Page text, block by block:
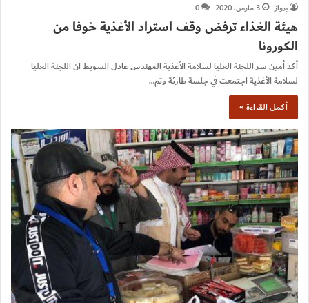
برواز
3 مارس، 2020 0
هيئة الغذاء ترفض وقف استراد الأغذية خوفا من
الكورونا
أكد أمين سر اللجنة العليا لسلامة الأغذية المهندس عادل السويط ان اللجنة العليا
لسلامة الأغذية اجتمعت في جلسة طارئة وتم…
أكمل القراءة »